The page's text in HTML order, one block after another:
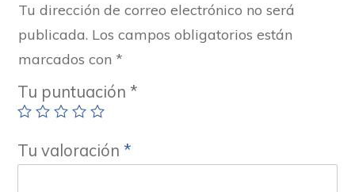
Tu dirección de correo electrónico no será
publicada. Los campos obligatorios están
marcados con *
Tu puntuación *
Tu valoración *